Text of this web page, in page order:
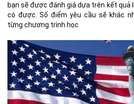
bạn sẽ được đánh giá dựa trên kết quả
có được. Số điểm yêu cầu sẽ khác
từng chương trình học